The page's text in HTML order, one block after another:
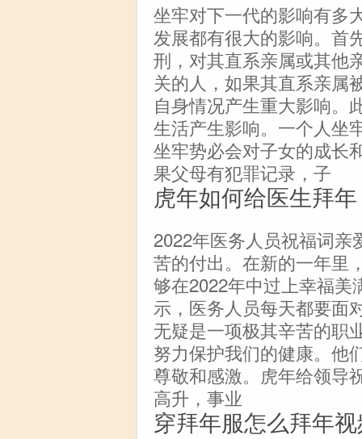
坐牢对下一代的影响有多
发展都有很大的影响。首
刑，对其直系亲属或其他
关的人，如果其直系亲属
自身情况产生重大影响。
生活产生影响。一个人坐
坐牢势必会对子女的成长
果父母有犯罪记录，子
虎年如何给医生拜年
2022年医务人员祝福词
苦的付出。在新的一年里
够在2022年中过上幸福
示，医务人员每天都要面
无疑是一项极其辛苦的职
努力保护我们的健康。他
尊敬和感激。虎年给领导
高升，事业
穿拜年服怎么拜年